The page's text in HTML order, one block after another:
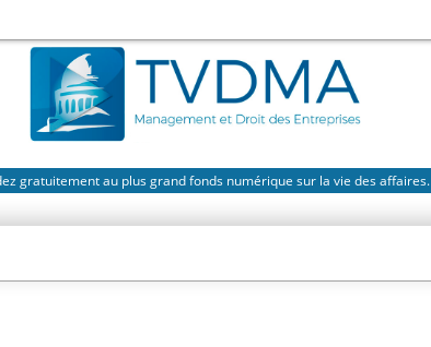
gratuitement au plus grand fonds numérique sur la vie des affaires.